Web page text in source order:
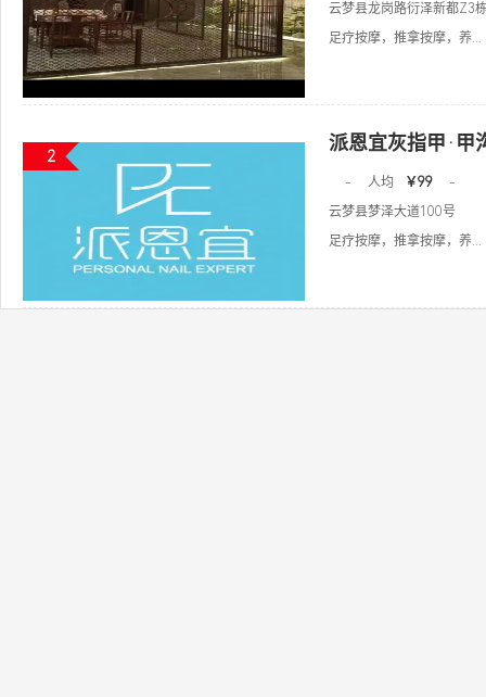
云梦县龙岗路衍泽新都Z3
足疗按摩，推拿按摩，养...
2
派恩宜灰指甲·甲
- 人均 ￥99
-
云梦县梦泽大道100号
足疗按摩，推拿按摩，养...